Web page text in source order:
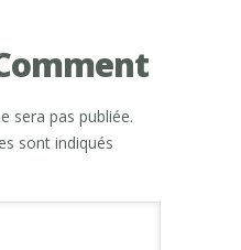
sera pas publiée.
sont indiqués